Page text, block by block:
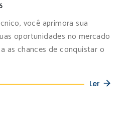
você aprimora sua
oportunidades no mercado
as chances de conquistar o
Ler